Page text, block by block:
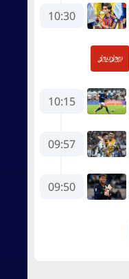
10:30
10:15
09:57
09:50